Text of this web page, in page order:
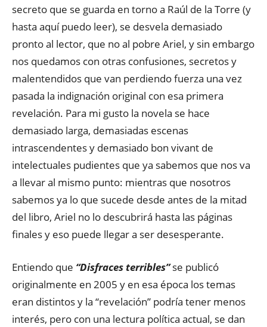
secreto que se guarda en torno a Raúl de la Torre (y
hasta aquí puedo leer), se desvela demasiado
pronto al lector, que no al pobre Ariel, y sin embargo
nos quedamos con otras confusiones, secretos y
malentendidos que van perdiendo fuerza una vez
pasada la indignación original con esa primera
revelación. Para mi gusto la novela se hace
demasiado larga, demasiadas escenas
intrascendentes y demasiado bon vivant de
intelectuales pudientes que ya sabemos que nos va
a llevar al mismo punto: mientras que nosotros
sabemos ya lo que sucede desde antes de la mitad
del libro, Ariel no lo descubrirá hasta las páginas
finales y eso puede llegar a ser desesperante.
Entiendo que “Disfraces terribles”se publicó
originalmente en 2005 y en esa época los temas
eran distintos y la “revelación” podría tener menos
interés, pero con una lectura política actual, se dan